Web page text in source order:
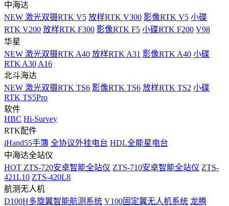
中海达
NEW 激光双摄RTK V5 放样RTK V300 影像RTK V5 小碟
RTK V200 放样RTK F300 影像RTK F5 小碟RTK F200 V98
华星
NEW 激光双摄RTK A40 放样RTK A31 影像RTK A40 小碟
RTK A30 A16
北斗海达
NEW 激光双摄RTK TS6 影像RTK TS6 放样RTK TS2 小碟
RTK TS5Pro
软件
HBC Hi-Survey
RTK配件
iHand55手簿 全协议外挂电台 HDL全能星电台
中海达全站仪
HOT ZTS-720安卓智能全站仪 ZTS-710安卓智能全站仪 ZTS-
421L10 ZTS-420L8
航测无人机
D100H多旋翼智能航测系统 V100固定翼无人机系统 龙腾